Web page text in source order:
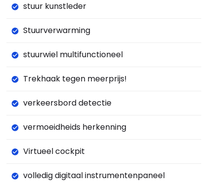
stuur kunstleder
Stuurverwarming
stuurwiel multifunctioneel
Trekhaak tegen meerprijs!
verkeersbord detectie
vermoeidheids herkenning
Virtueel cockpit
volledig digitaal instrumentenpaneel